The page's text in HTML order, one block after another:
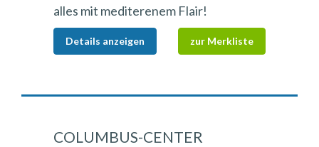
alles mit mediterenem Flair!
Details anzeigen zur Merkliste
COLUMBUS-CENTER